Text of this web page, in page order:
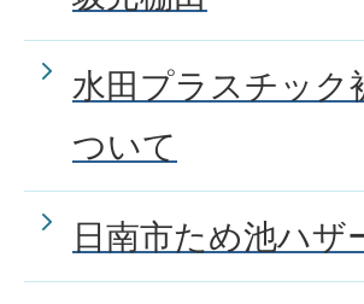
水田プラスチック
ついて
日南市ため池ハザ